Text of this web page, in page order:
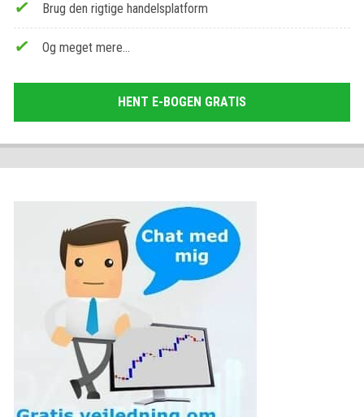
Brug den rigtige handelsplatform
Og meget mere…
HENT E-BOGEN GRATIS